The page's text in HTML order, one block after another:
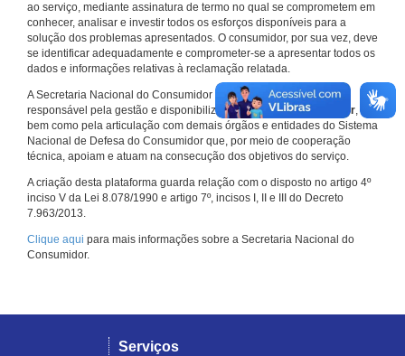
ao serviço, mediante assinatura de termo no qual se comprometem em
conhecer, analisar e investir todos os esforços disponíveis para a
solução dos problemas apresentados. O consumidor, por sua vez, deve
se identificar adequadamente e comprometer-se a apresentar todos os
dados e informações relativas à reclamação relatada.
A Secretaria Nacional do Consumidor do Ministério da Justiça é a
responsável pela gestão e disponibilização doConsumidor.gov.br,
bem como pela articulação com demais órgãos e entidades do Sistema
Nacional de Defesa do Consumidor que, por meio de cooperação
técnica, apoiam e atuam na consecução dos objetivos do serviço.
A criação desta plataforma guarda relação com o disposto no artigo 4º
inciso V da Lei 8.078/1990 e artigo 7º, incisos I, II e III do Decreto
7.963/2013.
Clique aqui para mais informações sobre a Secretaria Nacional do
Consumidor.
Serviços